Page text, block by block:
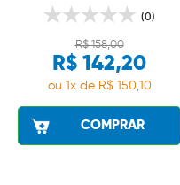
(0)
R$ 158,00
R$ 142,20
ou 1x de R$ 150,10
COMPRAR